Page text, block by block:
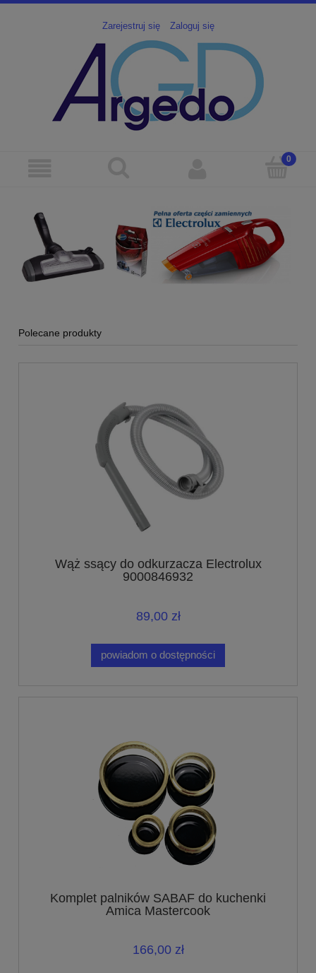
Zarejestruj się Zaloguj się
Polecane produkty
Wąż ssący do odkurzacza Electrolux
9000846932
89,00 zł
powiadom o dostępności
Komplet palników SABAF do kuchenki
Amica Mastercook
166,00 zł